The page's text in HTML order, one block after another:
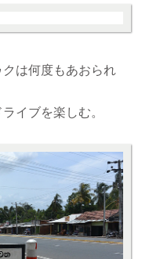
は何度もあおられ
イブを楽しむ。